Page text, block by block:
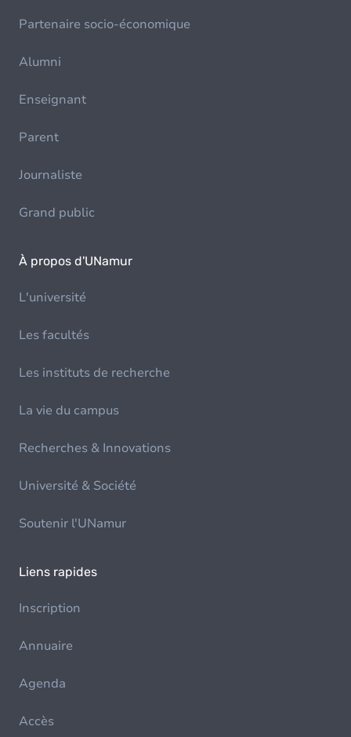
Partenaire socio-économique
Alumni
Enseignant
Parent
Journaliste
Grand public
À propos d'UNamur
L'université
Les facultés
Les instituts de recherche
La vie du campus
Recherches & Innovations
Université & Société
Soutenir l'UNamur
Liens rapides
Inscription
Annuaire
Agenda
Accès